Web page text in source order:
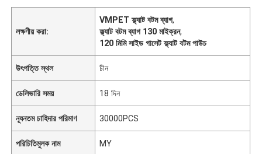
লক্ষণীয় করা:
VMPET ফ্ল্যাট বটম ব্যাগ,
ফ্ল্যাট বটম ব্যাগ 130 মাইক্রন,
120 মিমি সাইড গাসেট ফ্ল্যাট বটম পাউচ
উৎপত্তি স্থল চীন
ডেলিভারি সময় 18 দিন
ন্যূনতম চাহিদার পরিমাণ 30000PCS
পরিচিতিমুলক নাম MY